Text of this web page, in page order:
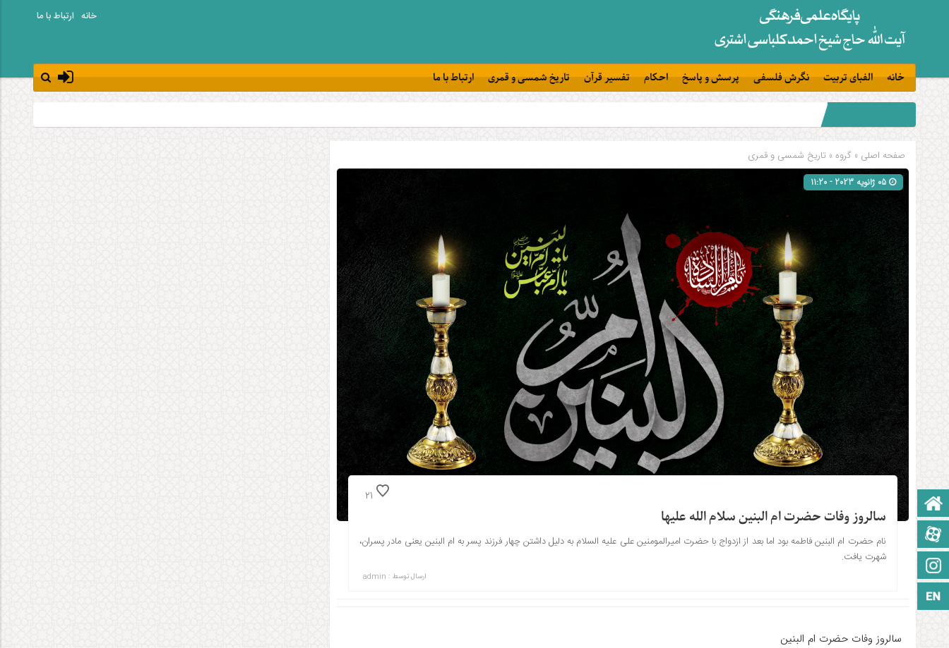
خانه ارتباط با ما
خانه الفبای تربیت نگرش فلسفی پرسش و پاسخ احکام تفسیر قرآن تاریخ شمسی و قمری ارتباط با ما
صفحه نخست
صفحه اصلی » گروه » تاریخ شمسی و قمری
21
سالروز وفات حضرت ام البنین سلام الله علیها
نام حضرت ام البنین فاطمه بود اما بعد از ازدواج با حضرت امیرالمومنین علی علیه السلام به دلیل داشتن چهار فرزند پسر به ام البنین یعنی مادر پسران،
شهرت یافت.
ارسال توسط : admin
سالروز وفات حضرت ام البنین